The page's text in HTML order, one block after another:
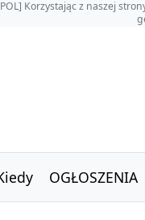
Korzystając z naszej
OGŁOSZENIA